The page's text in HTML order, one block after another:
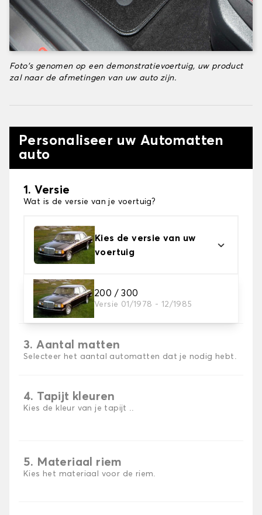
Foto's genomen op een demonstratievoertuig, uw product
zal naar de afmetingen van uw auto zijn.
Personaliseer uw Automatten
auto
1. Versie
Wat is de versie van je voertuig?
Kies de versie van uw
voertuig
200 / 300
Versie 01/1978 - 12/1985
2. Materiaal
Kies het materiaal van uw automatten
3. Aantal matten
Selecteer het aantal automatten dat je nodig hebt.
4. Tapijt kleuren
Kies de kleur van je tapijt ..
5. Materiaal riem
Kies het materiaal voor de riem.